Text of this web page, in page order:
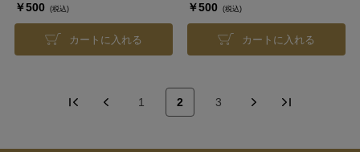
￥500 (税込)
カートに入れる
￥500 (税込)
カートに入れる
1 2 3